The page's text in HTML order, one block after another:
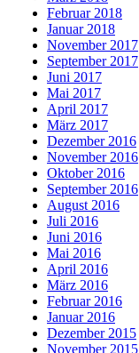
Februar 2018
Januar 2018
November 2017
September 2017
Juni 2017
Mai 2017
April 2017
März 2017
Dezember 2016
November 2016
Oktober 2016
September 2016
August 2016
Juli 2016
Juni 2016
Mai 2016
April 2016
März 2016
Februar 2016
Januar 2016
Dezember 2015
November 2015